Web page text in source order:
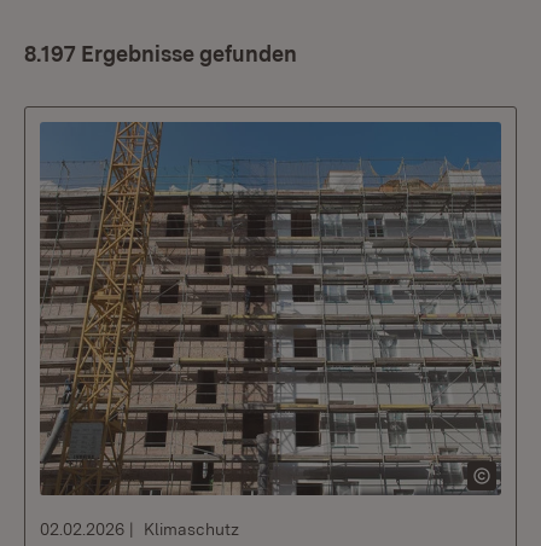
8.197 Ergebnisse gefunden
02.02.2026 Klimaschutz